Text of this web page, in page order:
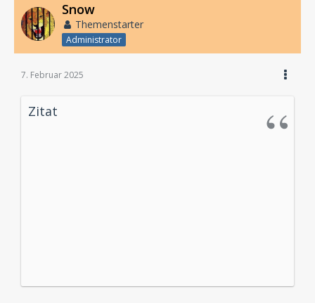
Snow
Themenstarter
Administrator
7. Februar 2025
Zitat